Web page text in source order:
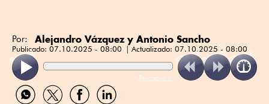
Por: Alejandro Vázquez y Antonio Sancho
Publicado: 07.10.2025 - 08:00 Actualizado: 07.10.2025 - 08:00
ReadSpeaker
Compartir
por
Compartir
por
Compartir
por
Compartir
por